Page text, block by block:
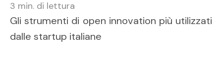
3 min. di lettura
Gli strumenti di open innovation più utilizzati
dalle startup italiane